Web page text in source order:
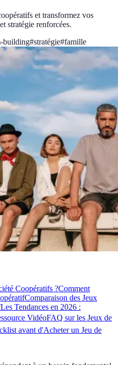
et transformez vos
stratégie renforcées.
building#stratégie#famille
Coopératifs ?Comment
Comparaison des Jeux
Les Tendances en 2026 :
VidéoFAQ sur les Jeux de
avant d'Acheter un Jeu de